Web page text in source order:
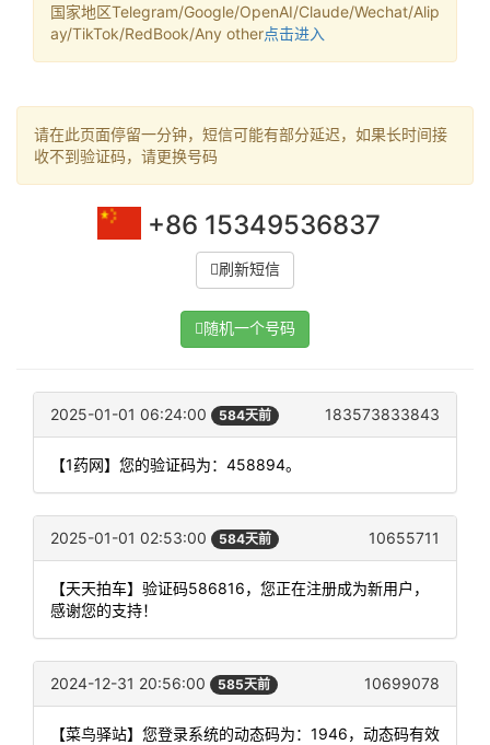
国家地区Telegram/Google/OpenAI/Claude/Wechat/Alip
ay/TikTok/RedBook/Any other点击进入
请在此页面停留一分钟，短信可能有部分延迟，如果长时间接
收不到验证码，请更换号码
+86 15349536837
刷新短信
随机一个号码
2025-01-01 06:24:00 584天前 183573833843
【1药网】您的验证码为：458894。
2025-01-01 02:53:00 584天前 10655711
【天天拍车】验证码586816，您正在注册成为新用户，
感谢您的支持！
2024-12-31 20:56:00 585天前 10699078
【菜鸟驿站】您登录系统的动态码为：1946，动态码有效